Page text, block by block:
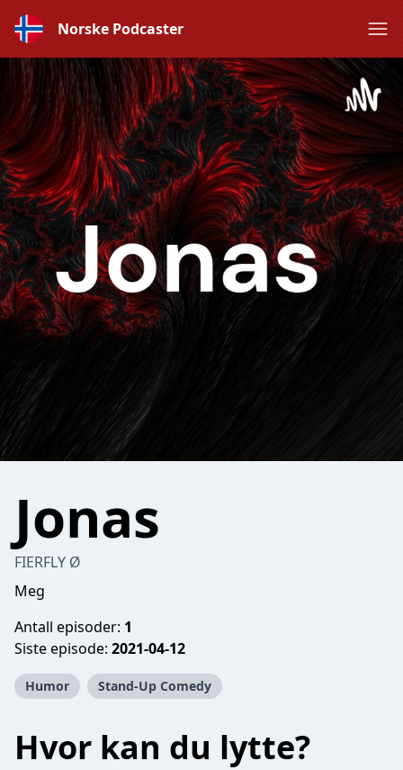
Norske Podcaster
Jonas
FIERFLY Ø
Meg
Antall episoder: 1
Siste episode: 2021-04-12
Humor Stand-Up Comedy
Hvor kan du lytte?